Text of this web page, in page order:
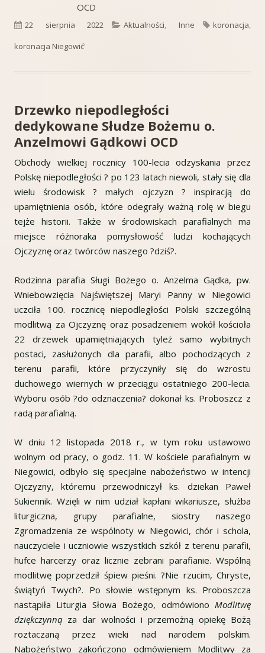
OCD
Opublikowano
22 sierpnia 2022 Kategorie
Aktualności, Inne Tagi
koronacja,
koronacja Niegowić'
Drzewko niepodległości
dedykowane Słudze Bożemu o.
Anzelmowi Gądkowi OCD
Obchody wielkiej rocznicy 100-lecia odzyskania przez
Polskę niepodległości ? po 123 latach niewoli, stały się dla
wielu środowisk ? małych ojczyzn ? inspiracją do
upamiętnienia osób, które odegrały ważną rolę w biegu
tejże historii. Także w środowiskach parafialnych ma
miejsce różnoraka pomysłowość ludzi kochających
Ojczyznę oraz twórców naszego ?dziś?.
Rodzinna parafia Sługi Bożego o. Anzelma Gądka, pw.
Wniebowzięcia Najświętszej Maryi Panny w Niegowici
uczciła 100. rocznicę niepodległości Polski szczególną
modlitwą za Ojczyznę oraz posadzeniem wokół kościoła
22 drzewek upamiętniających tyleż samo wybitnych
postaci, zasłużonych dla parafii, albo pochodzących z
terenu parafii, które przyczyniły się do wzrostu
duchowego wiernych w przeciągu ostatniego 200-lecia.
Wyboru osób ?do odznaczenia? dokonał ks. Proboszcz z
radą parafialną.
W dniu 12 listopada 2018 r., w tym roku ustawowo
wolnym od pracy, o godz. 11. W kościele parafialnym w
Niegowici, odbyło się specjalne nabożeństwo w intencji
Ojczyzny, któremu przewodniczył ks. dziekan Paweł
Sukiennik. Wzięli w nim udział kapłani wikariusze, służba
liturgiczna, grupy parafialne, siostry naszego
Zgromadzenia ze wspólnoty w Niegowici, chór i schola,
nauczyciele i uczniowie wszystkich szkół z terenu parafii,
hufce harcerzy oraz licznie zebrani parafianie. Wspólną
modlitwę poprzedził śpiew pieśni. ?Nie rzucim, Chryste,
świątyń Twych?. Po słowie wstępnym ks. Proboszcza
nastąpiła Liturgia Słowa Bożego, odmówiono Modlitwę
dziękczynną za dar wolności i przemożną opiekę Bożą
roztaczaną przez wieki nad narodem polskim.
Nabożeństwo zakończono odmówieniem Modlitwy za